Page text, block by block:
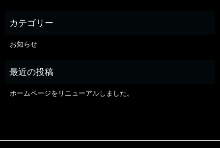
お知らせ
ホームページをリニューアルしました。